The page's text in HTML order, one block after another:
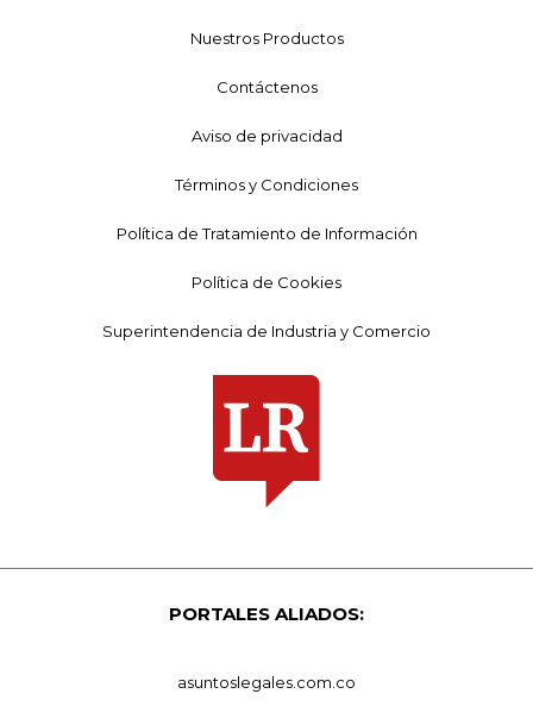
Nuestros Productos
Contáctenos
Aviso de privacidad
Términos y Condiciones
Política de Tratamiento de Información
Política de Cookies
Superintendencia de Industria y Comercio
PORTALES ALIADOS:
asuntoslegales.com.co